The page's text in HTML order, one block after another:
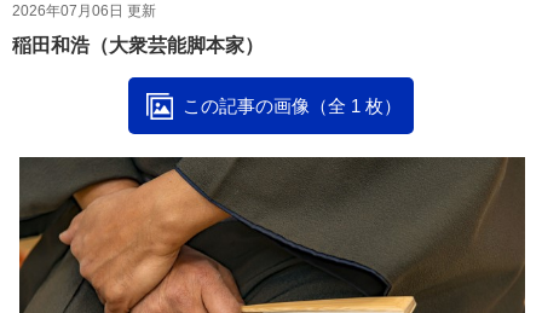
2026年07月06日 更新
稲田和浩（大衆芸能脚本家）
この記事の画像（全 1 枚）